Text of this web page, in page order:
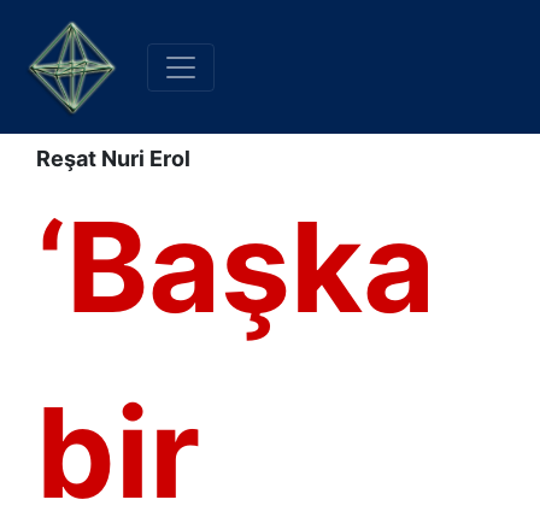
Reşat Nuri Erol
‘Başka
bir